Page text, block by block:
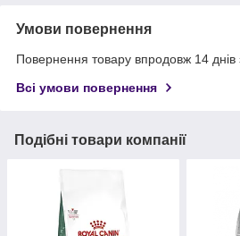
Умови повернення
Повернення товару впродовж 14 днів
Всі умови повернення
Подібні товари компанії